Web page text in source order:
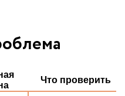
Что проверить